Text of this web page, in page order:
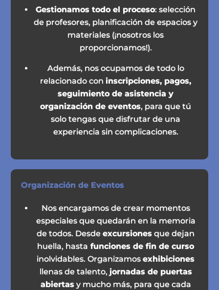
Gestionamos todo el proceso: selección
de profesores, planificación de espacios y
materiales (¡nosotros los
proporcionamos!).
Además, nos ocupamos de todo lo
relacionado coninscripciones, pagos,
seguimiento de asistencia y
organización de eventos, para que tú
solo tengas que disfrutar de una
experiencia sin complicaciones.
Organización de Eventos
Nos encargamos de crear momentos
especiales que quedarán en la memoria
de todos. Desdeexcursiones que dejan
huella, hasta funciones de fin de curso
inolvidables. Organizamosexhibiciones
llenas de talento, jornadas de puertas
abiertasy mucho más, para que cada